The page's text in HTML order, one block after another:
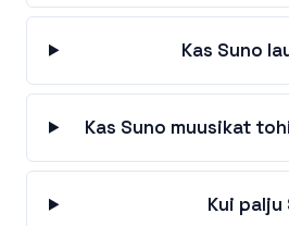
Kas Suno
Kas Suno muusikat
Kui palju